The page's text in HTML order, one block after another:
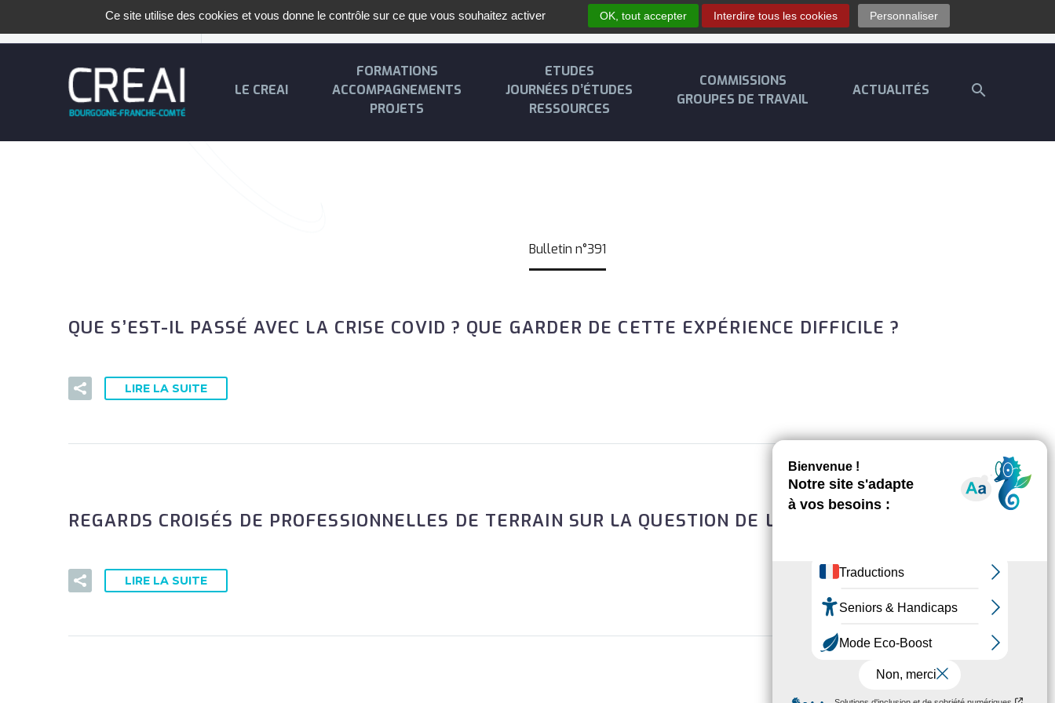
+33 (0)3 80 28 84 40 Contact Espace contribuants Offres d’emploi
LE CREAI
FORMATIONS
ACCOMPAGNEMENTS
PROJETS
ETUDES
JOURNÉES D’ÉTUDES
RESSOURCES
COMMISSIONS
GROUPES DE TRAVAIL
ACTUALITÉS
Bulletin n°391
QUE S’EST-IL PASSÉ AVEC LA CRISE COVID ? QUE GARDER DE CETTE EXPÉRIENCE DIFFICILE ?
LIRE LA SUITE
REGARDS CROISÉS DE PROFESSIONNELLES DE TERRAIN SUR LA QUESTION DE LA TRANSGRESSION
LIRE LA SUITE
Ce site utilise des cookies et vous donne le contrôle sur ce que vous souhaitez activer OK, tout accepter Interdire tous les cookies Personnaliser